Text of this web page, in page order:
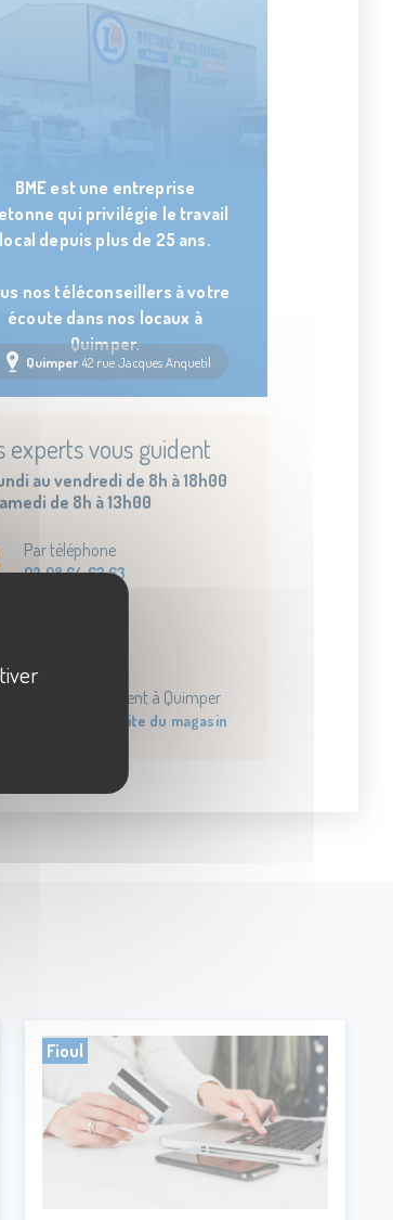
BME est une entreprise
qui privilégie le travail
local depuis plus de 25 ans.
nos téléconseillers à votre
écoute dans nos locaux à
Quimper.
Quimper42 rue Jacques Anquetil
experts vous guident
au vendredi de 8h à 18h00
de 8h à 13h00
Par téléphone
02 98 64 63 63
Notre service client à Quimper
Découvrez le site du magasin
Fioul